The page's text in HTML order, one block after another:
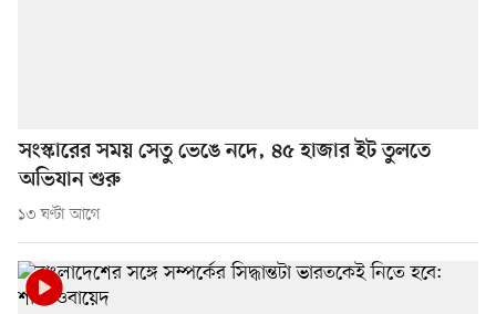
সংস্কারের সময় সেতু ভেঙে নদে, ৪৫ হাজার ইট তুলতে
অভিযান শুরু
১৩ ঘণ্টা আগে